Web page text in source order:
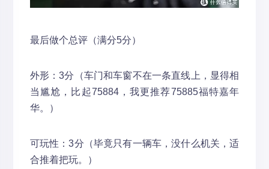
最后做个总评（满分5分）
外形：3分（车门和车窗不在一条直线上，显得相
当尴尬，比起75884，我更推荐75885福特嘉年
华。）
可玩性：3分（毕竟只有一辆车，没什么机关，适
合推着把玩。）